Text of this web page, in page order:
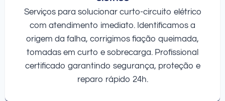
Serviços para solucionar curto-circuito elétrico
com atendimento imediato. Identificamos a
origem da falha, corrigimos fiação queimada,
tomadas em curto e sobrecarga. Profissional
certificado garantindo segurança, proteção e
reparo rápido 24h.